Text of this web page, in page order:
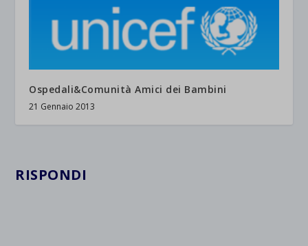
Ospedali&Comunità Amici dei Bambini
21 Gennaio 2013
RISPONDI